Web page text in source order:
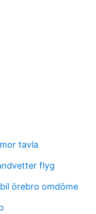
tavla
flyg
örebro omdöme